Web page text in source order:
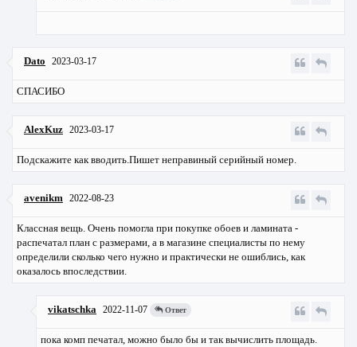
Dato 2023-03-17
СПАСИБО
AlexKuz 2023-03-17
Подскажите как вводить.Пишет неправиный серийный номер.
avenikm 2022-08-23
Классная вещь. Очень помогла при покупке обоев и ламината -
распечатал план с размерами, а в магазине специалисты по нему
определили сколько чего нужно и практически не ошиблись, как
оказалось впоследствии.
vikatschka 2022-11-07 Ответ
пока комп печатал, можно было бы и так вычислить площадь.